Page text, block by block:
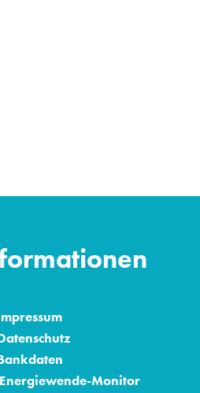
Energiewende-Monitor